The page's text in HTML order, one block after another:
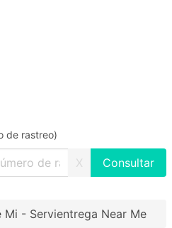
de rastreo)
X
Mi - Servientrega Near Me